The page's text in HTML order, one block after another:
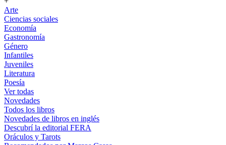
Arte
Ciencias sociales
Economía
Gastronomía
Género
Infantiles
Juveniles
Literatura
Poesía
Ver todas
Novedades
Todos los libros
Novedades de libros en inglés
Descubrí la editorial FERA
Oráculos y Tarots